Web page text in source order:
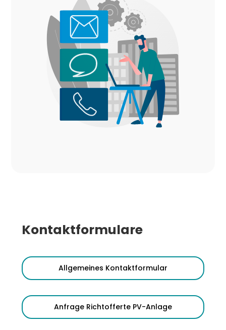
Kontaktformulare
Allgemeines Kontaktformular
Anfrage Richtofferte PV-Anlage